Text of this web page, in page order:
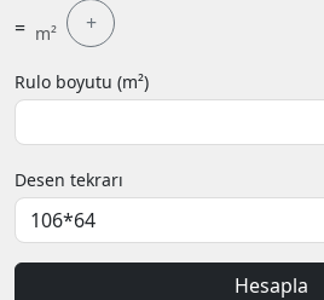
= m² +
Rulo boyutu (m²)
Desen tekrarı
Hesapla